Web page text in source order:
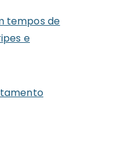
tempos de
e